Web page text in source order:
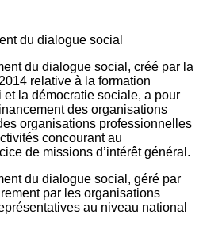
du dialogue social, créé par la
relative à la formation
et la démocratie sociale, a pour
des organisations
organisations professionnelles
concourant au
de missions d’intérêt général.
du dialogue social, géré par
par les organisations
au niveau national